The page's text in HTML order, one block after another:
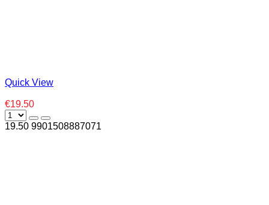
Quick View
€19.50
19.50 9901508887071